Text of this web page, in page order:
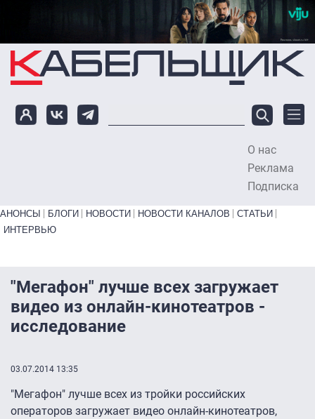
Перейти к основному содержанию
О нас
Реклама
Подписка
Primary links bottom
АНОНСЫ БЛОГИ НОВОСТИ НОВОСТИ КАНАЛОВ
СТАТЬИ
ИНТЕРВЬЮ
"Мегафон" лучше всех загружает
видео из онлайн-кинотеатров -
исследование
03.07.2014 13:35
"Мегафон" лучше всех из тройки российских
операторов загружает видео онлайн-кинотеатров,